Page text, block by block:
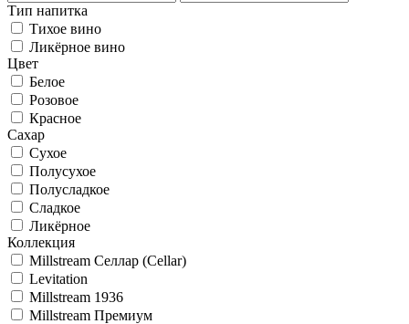
Тип напитка
Тихое вино
Ликёрное вино
Цвет
Белое
Розовое
Красное
Сахар
Сухое
Полусухое
Полусладкое
Сладкое
Ликёрное
Коллекция
Millstream Селлар (Cellar)
Levitation
Millstream 1936
Millstream Премиум